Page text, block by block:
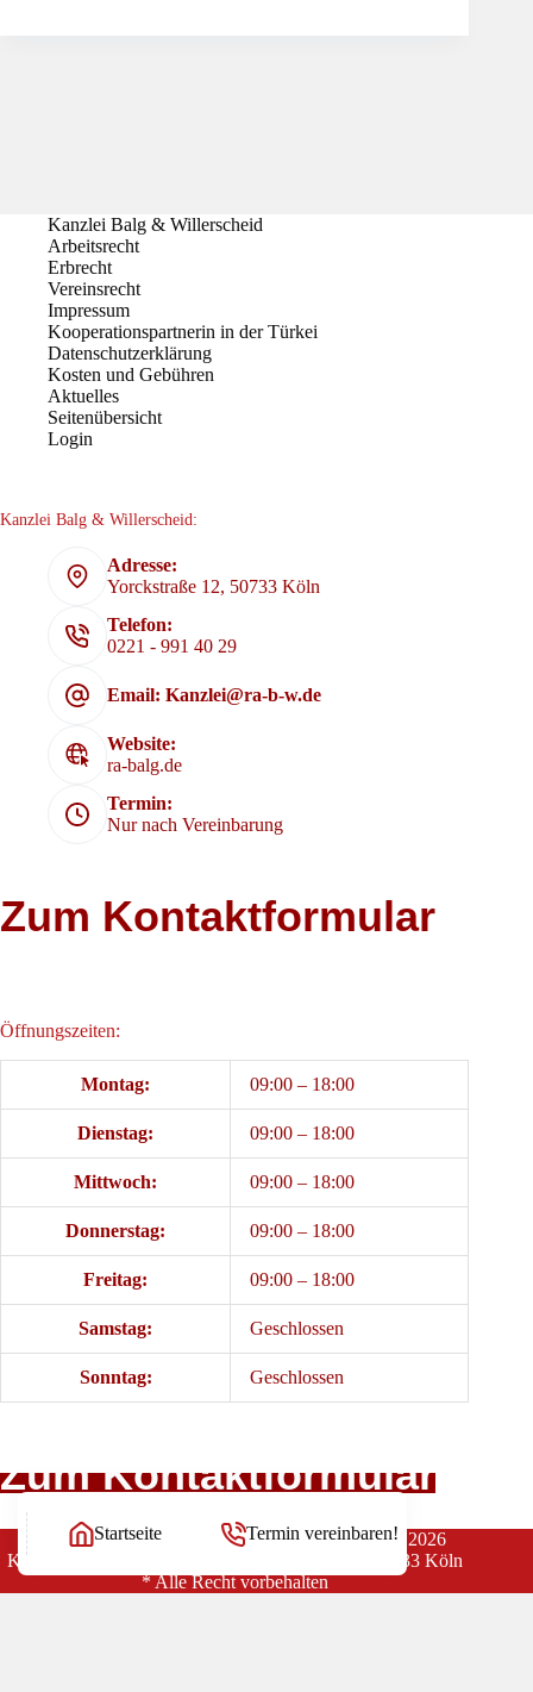
Kanzlei Balg & Willerscheid
Arbeitsrecht
Erbrecht
Vereinsrecht
Impressum
Kooperationspartnerin in der Türkei
Datenschutzerklärung
Kosten und Gebühren
Aktuelles
Seitenübersicht
Login
Kanzlei Balg & Willerscheid:
Adresse:
Yorckstraße 12, 50733 Köln
Telefon:
0221 - 991 40 29
Email: Kanzlei@ra-b-w.de
Website:
ra-balg.de
Termin:
Nur nach Vereinbarung
Zum Kontaktformular
Öffnungszeiten:
Montag: 09:00 – 18:00
Dienstag: 09:00 – 18:00
Mittwoch: 09:00 – 18:00
Donnerstag: 09:00 – 18:00
Freitag: 09:00 – 18:00
Samstag: Geschlossen
Sonntag: Geschlossen
Zum Kontaktformular
Copyright Rechtsanwälte Balg und Willerscheid © 2026
Kanzlei Balg & Willerscheid * Yorckstraße 12 * 50733 Köln
* Alle Recht vorbehalten
Startseite Termin vereinbaren!